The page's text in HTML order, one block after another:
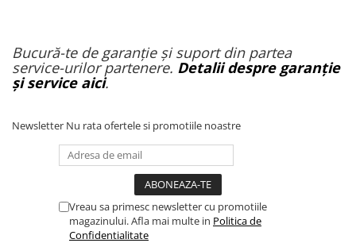
Bucură-te de garanție și suport din partea
service-urilor partenere. Detalii despre garanție
și service aici.
Newsletter Nu rata ofertele si promotiile noastre
Vreau sa primesc newsletter cu promotiile
magazinului. Afla mai multe in Politica de
Confidentialitate